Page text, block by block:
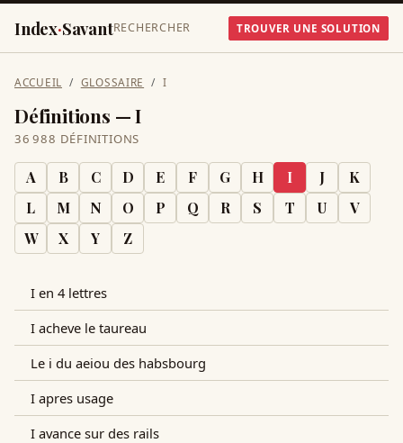
Index·SavantRECHERCHER TROUVER UNE SOLUTION
ACCUEIL GLOSSAIRE I
Définitions —I
36 988 DÉFINITIONS
A B C D E F G H I J
K
L
M N O P Q R S T U
V
W
X Y Z
I en 4 lettres
I acheve le taureau
Le i du aeiou des habsbourg
I apres usage
I avance sur des rails